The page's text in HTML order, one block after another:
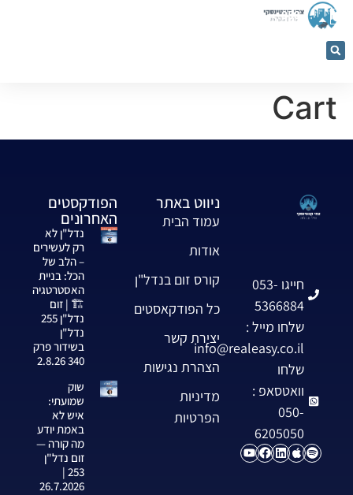
053-
5366884
Cart
חייגו 053-
5366884
שלחו מייל :
info@realeasy.co.il
שלחו
וואטסאפ :
050-
6205050
ניווט באתר
עמוד הבית
אודות
קורס זום בנדל"ן
כל הפודקאסטים
יצירת קשר
הצהרת נגישות
מדיניות
הפרטיות
הפודקסטים
האחרונים
נדל"ן לא
רק לעשירים
– הלב של
הכל: בניית
האסטרטגיה
🏗️ | זום
נדל"ן 255
נדל"ן
בשידור פרק
340 2.8.26
שוק
שמועתי:
איש לא
באמת יודע
מה קורה —
זום נדל"ן
253 |
26.7.2026